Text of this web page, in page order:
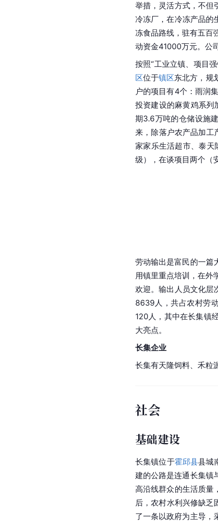
举措，灵活方式，不但
冷冻厂，在冷冻产品的
冻食品路线，驻有五百
动资金41000万元。公
按照“工业立镇、项目
区位于镇区东北方，规
户的项目有4个： 雨润
投资建设的麻黄鸡系列
期3.6万吨的仓储设施
来，除落户农产品加工
家家乐生活超市、泰
级），在谈项目两个（
劳动输出是富民的一篇
用镇里重点培训，在外
欢迎。输出人员文化层
8639人，共占农村劳
120人，其中在长集镇
大亮点。
长集企业
长集有天隆饲料、禾粒
社会
基础建设
长集镇位于霍邱县县城
建的公路是连通长集镇
高沿线群众的生活质量
后，农村水利兴修缺乏
了一条以政府为主导，